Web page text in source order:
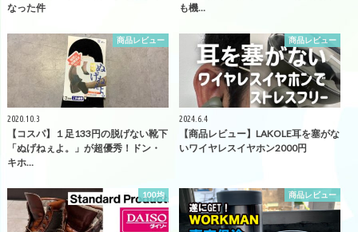
なった件
も機…
商品レビュー
2020.10.3
【コスパ】１足133円の脱げない靴下
「ぬげねぇよ。」が超優秀！ドン・
キホ…
商品レビュー
2024.6.4
【商品レビュー】LAKOLE耳を塞がな
いワイヤレスイヤホン2000円
100均 商品レビュー